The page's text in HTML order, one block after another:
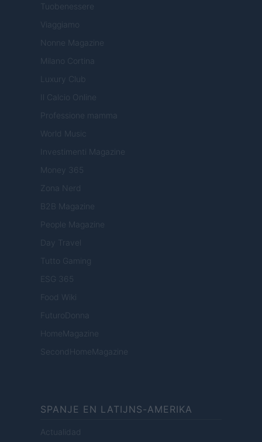
Tuobenessere
Viaggiamo
Nonne Magazine
Milano Cortina
Luxury Club
Il Calcio Online
Professione mamma
World Music
Investimenti Magazine
Money 365
Zona Nerd
B2B Magazine
People Magazine
Day Travel
Tutto Gaming
ESG 365
Food Wiki
FuturoDonna
HomeMagazine
SecondHomeMagazine
SPANJE EN LATIJNS-AMERIKA
Actualidad